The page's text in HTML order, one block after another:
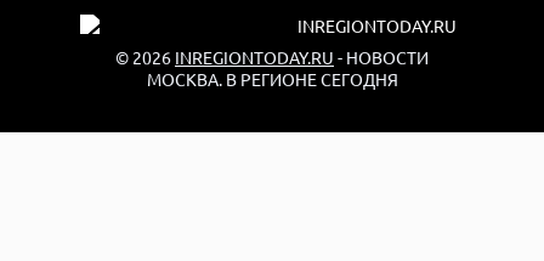
© 2026 INREGIONTODAY.RU - НОВОСТИ
МОСКВА. В РЕГИОНЕ СЕГОДНЯ